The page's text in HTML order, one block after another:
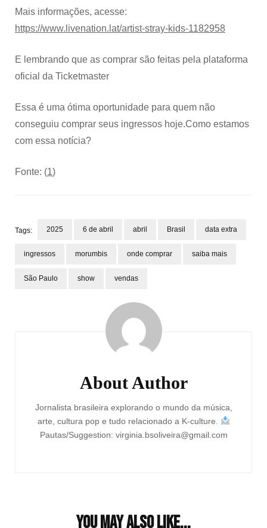
Mais informações, acesse:
https://www.livenation.lat/artist-stray-kids-1182958
E lembrando que as comprar são feitas pela plataforma
oficial da Ticketmaster
Essa é uma ótima oportunidade para quem não
conseguiu comprar seus ingressos hoje.Como estamos
com essa notícia?
Fonte: (1)
Tags: 2025 6 de abril abril Brasil data extra
ingressos morumbis onde comprar saiba mais
São Paulo show vendas
About Author
Jornalista brasileira explorando o mundo da música,
arte, cultura pop e tudo relacionado a K-culture.
Pautas/Suggestion: virginia.bsoliveira@gmail.com
You may also like...